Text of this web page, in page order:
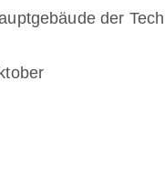
der